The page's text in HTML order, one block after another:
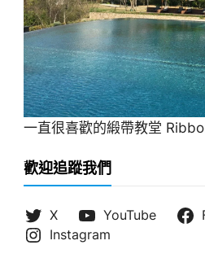
一直很喜歡的緞帶教堂
歡迎追蹤我們
X YouTube
Instagram